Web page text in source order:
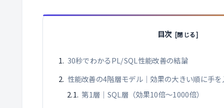
目次
30秒でわかるPL/SQL性能改善の結論
性能改善の4階層モデル｜効果の大きい順に手を
第1層｜SQL層（効果10倍〜1000倍）